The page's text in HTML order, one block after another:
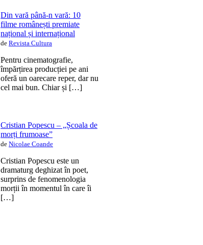
Din vară până-n vară: 10
filme românești premiate
național și internațional
de Revista Cultura
Pentru cinematografie,
împărțirea producției pe ani
oferă un oarecare reper, dar nu
cel mai bun. Chiar și […]
Cristian Popescu – „Școala de
morți frumoase”
de Nicolae Coande
Cristian Popescu este un
dramaturg deghizat în poet,
surprins de fenomenologia
morții în momentul în care îi
[…]